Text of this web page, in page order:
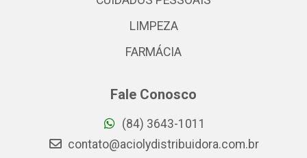
LIMPEZA
FARMÁCIA
Fale Conosco
(84) 3643-1011
contato@aciolydistribuidora.com.br